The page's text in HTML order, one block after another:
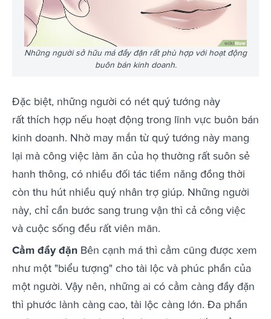
Những người sở hữu má đầy đặn rất phù hợp với hoạt động
buôn bán kinh doanh.
Đặc biệt, những người có nét quý tướng này
rất thích hợp nếu hoạt động trong lĩnh vực buôn bán
kinh doanh. Nhờ may mắn từ quý tướng này mang
lại mà công việc làm ăn của họ thường rất suôn sẻ
hanh thông, có nhiều đối tác tiềm năng đồng thời
còn thu hút nhiều quý nhân trợ giúp. Những người
này, chỉ cần bước sang trung vận thì cả công việc
và cuộc sống đều rất viên mãn.
Cằm đầy đặn Bên cạnh má thì cằm cũng được xem
như một "biểu tượng" cho tài lộc và phúc phần của
một người. Vậy nên, những ai có cằm càng đầy đặn
thì phước lành càng cao, tài lộc càng lớn. Đa phần